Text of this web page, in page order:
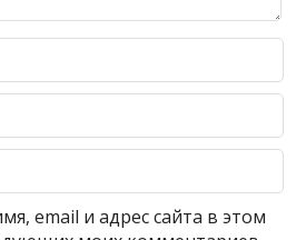
email и адрес сайта в этом